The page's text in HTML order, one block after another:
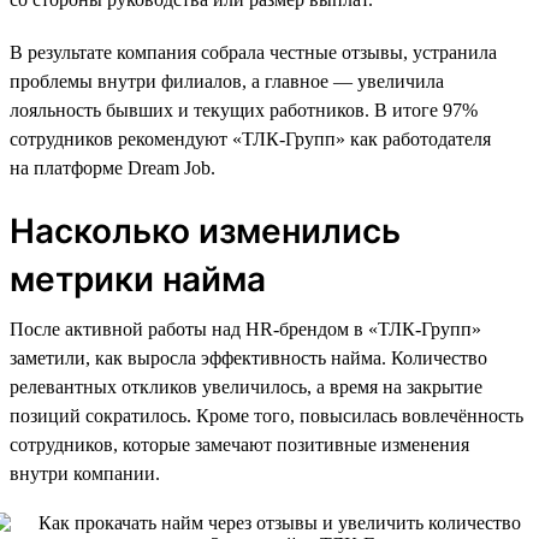
В результате компания собрала честные отзывы, устранила
проблемы внутри филиалов, а главное — увеличила
лояльность бывших и текущих работников. В итоге 97%
сотрудников рекомендуют «ТЛК-Групп» как работодателя
на платформе Dream Job.
Насколько изменились
метрики найма
После активной работы над HR-брендом в «ТЛК-Групп»
заметили, как выросла эффективность найма. Количество
релевантных откликов увеличилось, а время на закрытие
позиций сократилось. Кроме того, повысилась вовлечённость
сотрудников, которые замечают позитивные изменения
внутри компании.